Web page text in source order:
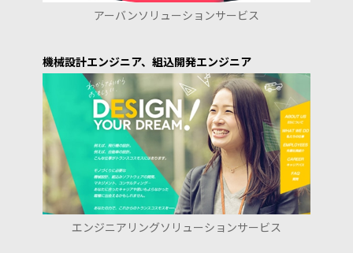
アーバンソリューションサービス
機械設計エンジニア、組込開発エンジニア
エンジニアリングソリューションサービス